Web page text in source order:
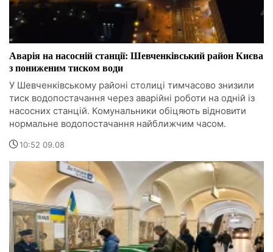
Аварія на насосній станції: Шевченківський район Києва
з пониженим тиском води
У Шевченківському районі столиці тимчасово знизили
тиск водопостачання через аварійні роботи на одній із
насосних станцій. Комунальники обіцяють відновити
нормальне водопостачання найближчим часом.
10:52 09.08